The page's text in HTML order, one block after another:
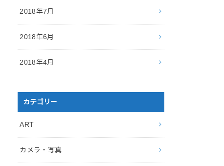
2018年7月
2018年6月
2018年4月
カテゴリー
ART
カメラ・写真